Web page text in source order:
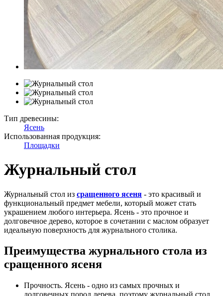
Тип древесины:
Ясень
Использованная продукция:
Площадки
Журнальный стол
Журнальный стол из сращенного ясеня - это красивый и
функциональный предмет мебели, который может стать
украшением любого интерьера. Ясень - это прочное и
долговечное дерево, которое в сочетании с маслом образует
идеальную поверхность для журнального столика.
Преимущества журнального стола из
сращенного ясеня
Прочность. Ясень - одно из самых прочных и